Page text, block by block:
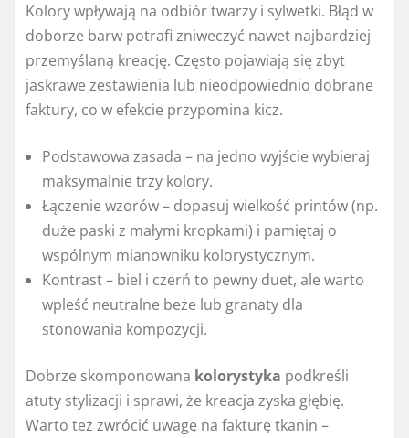
Kolory wpływają na odbiór twarzy i sylwetki. Błąd w
doborze barw potrafi zniweczyć nawet najbardziej
przemyślaną kreację. Często pojawiają się zbyt
jaskrawe zestawienia lub nieodpowiednio dobrane
faktury, co w efekcie przypomina kicz.
Podstawowa zasada – na jedno wyjście wybieraj
maksymalnie trzy kolory.
Łączenie wzorów – dopasuj wielkość printów (np.
duże paski z małymi kropkami) i pamiętaj o
wspólnym mianowniku kolorystycznym.
Kontrast – biel i czerń to pewny duet, ale warto
wpleść neutralne beże lub granaty dla
stonowania kompozycji.
Dobrze skomponowana kolorystyka podkreśli
atuty stylizacji i sprawi, że kreacja zyska głębię.
Warto też zwrócić uwagę na fakturę tkanin –